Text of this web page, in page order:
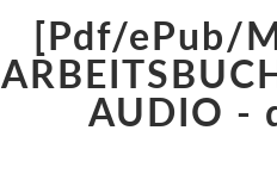
[Pdf/ePub/
AUDIO -